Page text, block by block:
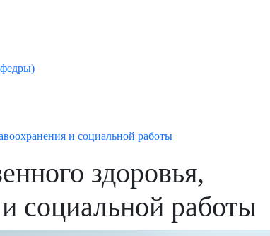
и социальной работы
здоровья,
социальной работы